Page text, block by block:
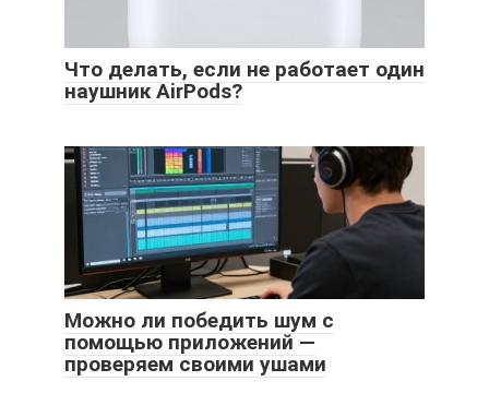
Что делать, если не работает один
наушник AirPods?
Можно ли победить шум с
помощью приложений —
проверяем своими ушами